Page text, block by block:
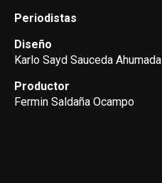
Periodistas
Diseño
Karlo Sayd Sauceda Ahumada
Productor
Fermin Saldaña Ocampo